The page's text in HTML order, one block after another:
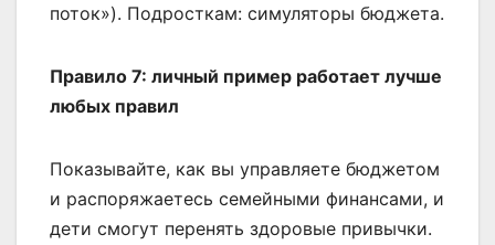
поток»). Подросткам: симуляторы бюджета.
Правило 7: личный пример работает лучше
любых правил
Показывайте, как вы управляете бюджетом
и распоряжаетесь семейными финансами, и
дети смогут перенять здоровые привычки.